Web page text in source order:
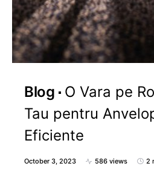
Blog
O Vara pe
Tau pentru
Eficiente
October 3, 2023 586 views 2